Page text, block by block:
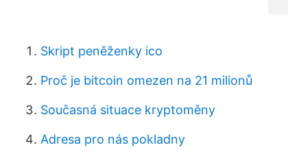
Skript peněženky ico
Proč je bitcoin omezen na 21 milionů
Současná situace kryptoměny
Adresa pro nás pokladny